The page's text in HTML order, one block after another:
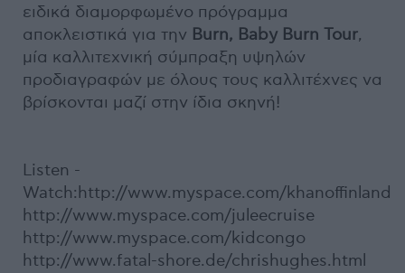
ειδικά διαμορφωμένο πρόγραμμα
αποκλειστικά για την Burn, Baby Burn Tour,
μία καλλιτεχνική σύμπραξη υψηλών
προδιαγραφών με όλους τους καλλιτέχνες να
βρίσκονται μαζί στην ίδια σκηνή!
Listen -
Watch:http://www.myspace.com/khanoffinland
http://www.myspace.com/juleecruise
http://www.myspace.com/kidcongo
http://www.fatal-shore.de/chrishughes.html